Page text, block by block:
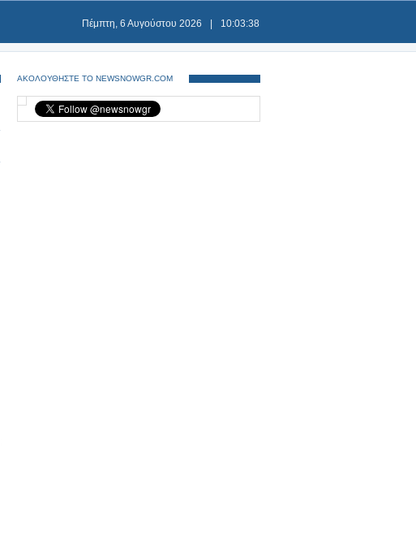
Πέμπτη, 6 Αυγούστου 2026 10:03:38
ΑΚΟΛΟΥΘΗΣΤΕ ΤΟ NEWSNOWGR.COM